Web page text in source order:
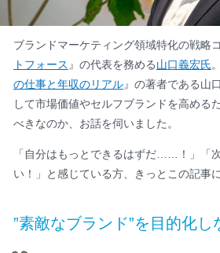
ブランドマーケティング領域特化の戦略
トフォース 』の代表を務める山口義宏氏
の仕事と年収のリアル』の著者である山
して市場価値やセルフブランドを高める
べきなのか、お話を伺いました。
「自分はもっとできるはずだ……！」「
い！」と感じている方、きっとこの記事
”素敵なブランド”を目的化し